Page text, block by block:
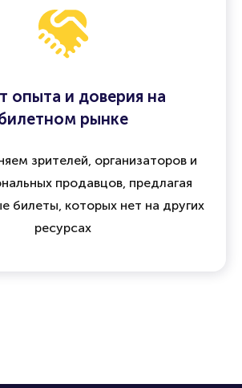
опыта и доверия на
рынке
зрителей, организаторов и
продавцов, предлагая
билеты, которых нет на других
ресурсах